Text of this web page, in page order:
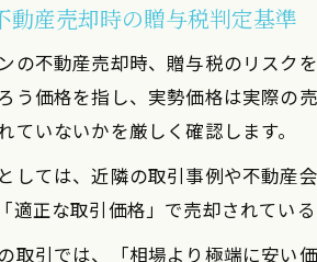
動産売却時の贈与税判定基準
の不動産売却時、贈与税のリスク
う価格を指し、実勢価格は実際の
いないかを厳しく確認します。
しては、近隣の取引事例や不動産
適正な取引価格」で売却されてい
取引では、「相場より極端に安い